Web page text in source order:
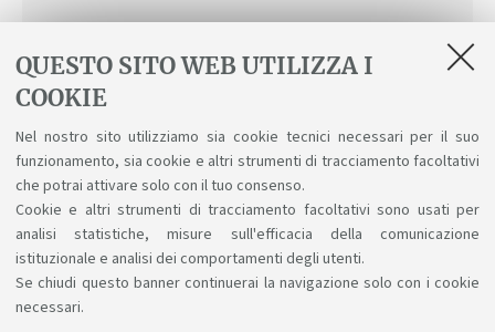
QUESTO SITO WEB UTILIZZA I
COOKIE
Nel nostro sito utilizziamo sia cookie tecnici necessari per il suo
funzionamento, sia cookie e altri strumenti di tracciamento facoltativi
che potrai attivare solo con il tuo consenso.
Cookie e altri strumenti di tracciamento facoltativi sono usati per
analisi statistiche, misure sull'efficacia della comunicazione
istituzionale e analisi dei comportamenti degli utenti.
Se chiudi questo banner continuerai la navigazione solo con i cookie
necessari.
Approfondimenti
Tirocinio
Tirocinio di laurea pre-riforma